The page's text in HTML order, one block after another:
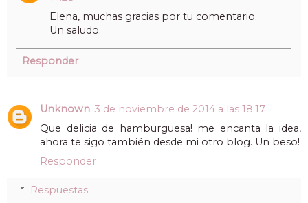
Elena, muchas gracias por tu comentario.
Un saludo.
Responder
Unknown 3 de noviembre de 2014 a las 18:17
Que delicia de hamburguesa! me encanta la idea,
ahora te sigo también desde mi otro blog. Un beso!
Responder
Respuestas